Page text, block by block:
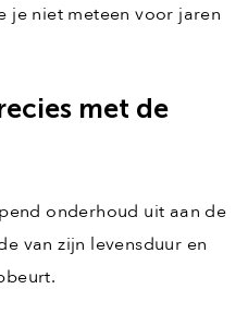
je niet meteen voor jaren
met de
onderhoud uit aan de
van zijn levensduur en